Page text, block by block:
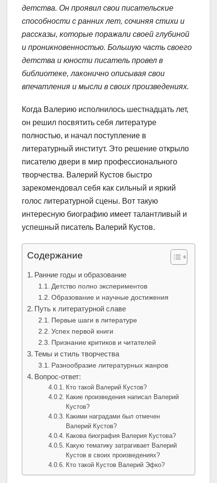
детства. Он проявил свои писательские
способности с ранних лет, сочиняя стихи и
рассказы, которые поражали своей глубиной
и проникновенностью. Большую часть своего
детства и юности писатель провел в
библиотеке, лаконично описывая свои
впечатления и мысли в своих произведениях.
Когда Валерию исполнилось шестнадцать лет,
он решил посвятить себя литературе
полностью, и начал поступление в
литературный институт. Это решение открыло
писателю двери в мир профессионального
творчества. Валерий Кустов быстро
зарекомендовал себя как сильный и яркий
голос литературной сцены. Вот такую
интересную биографию имеет талантливый и
успешный писатель Валерий Кустов.
Содержание
Ранние годы и образование
Детство полно экспериментов
Образование и научные достижения
Путь к литературной славе
Первые шаги в литературе
Успех первой книги
Признание критиков и читателей
Темы и стиль творчества
Разнообразие литературных жанров
Вопрос-ответ:
Кто такой Валерий Кустов?
Какие произведения написал Валерий
Кустов?
Какими наградами был отмечен
Валерий Кустов?
Какова биография Валерия Кустова?
Какую тематику затрагивает Валерий
Кустов в своих произведениях?
Кто такой Кустов Валерий Эфко?